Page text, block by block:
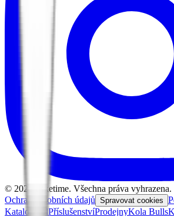
© 2026
Biketime. Všechna práva vyhrazena.
Ochrana osobních údajů Spravovat cookies
Katalog kolPříslušenstvíProdejnyKola Bulls